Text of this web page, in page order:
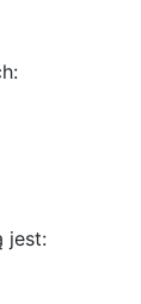
jest: